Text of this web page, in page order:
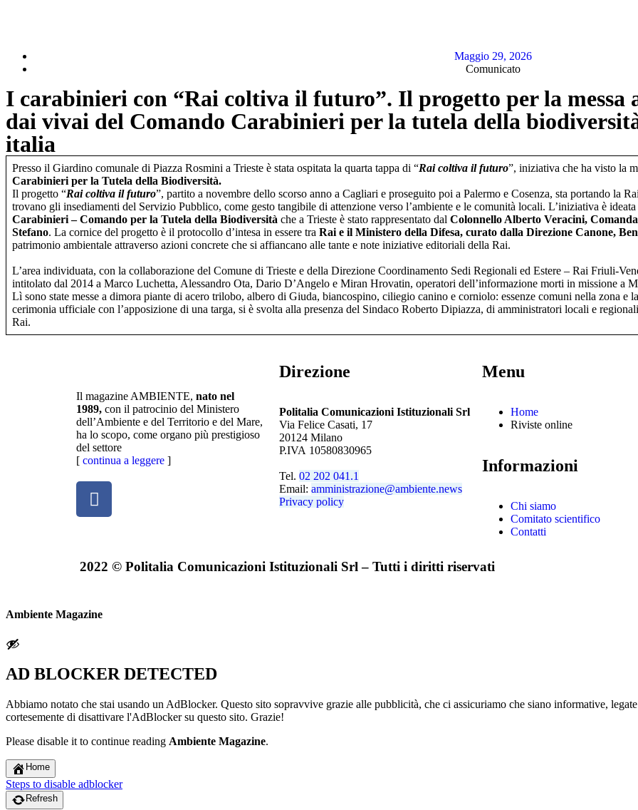
Maggio 29, 2026
Comunicato
I carabinieri con “Rai coltiva il futuro”. Il progetto per la
dai vivai del Comando Carabinieri per la tutela della
italia
Presso il Giardino comunale di Piazza Rosmini a Trieste è stata ospitata la quarta tappa di “Rai coltiva il futuro”, iniziativa che ha visto la
Carabinieri per la Tutela della Biodiversità.
Il progetto “Rai coltiva il futuro”, partito a novembre dello scorso anno a Cagliari e proseguito poi a Palermo e Cosenza, sta portando la
trovano gli insediamenti del Servizio Pubblico, come gesto tangibile di attenzione verso l’ambiente e le comunità locali. L’iniziativa è
Carabinieri – Comando per la Tutela della Biodiversità che a Trieste è stato rappresentato dal Colonnello Alberto Veracini,
Stefano. La cornice del progetto è il protocollo d’intesa in essere tra Rai e il Ministero della Difesa, curato dalla Direzione Canone,
patrimonio ambientale attraverso azioni concrete che si affiancano alle tante e note iniziative editoriali della Rai.
L’area individuata, con la collaborazione del Comune di Trieste e della Direzione Coordinamento Sedi Regionali ed Estere – Rai Friuli-
intitolato dal 2014 a Marco Luchetta, Alessandro Ota, Dario D’Angelo e Miran Hrovatin, operatori dell’informazione morti in missione a
Lì sono state messe a dimora piante di acero trilobo, albero di Giuda, biancospino, ciliegio canino e corniolo: essenze comuni nella zona
cerimonia ufficiale con l’apposizione di una targa, si è svolta alla presenza del Sindaco Roberto Dipiazza, di amministratori locali e
Rai.
Il magazine AMBIENTE, nato nel
1989, con il patrocinio del Ministero
dell’Ambiente e del Territorio e del Mare,
ha lo scopo, come organo più prestigioso
del settore
[ continua a leggere ]
Direzione
Politalia Comunicazioni Istituzionali Srl
Via Felice Casati, 17
20124 Milano
P.IVA 10580830965
Tel. 02 202 041.1
Email: amministrazione@ambiente.news
Privacy policy
Menu
Home
Riviste online
Informazioni
Chi siamo
Comitato scientifico
Contatti
2022 © Politalia Comunicazioni Istituzionali Srl – Tutti i diritti riservati
Ambiente Magazine
AD BLOCKER DETECTED
Abbiamo notato che stai usando un AdBlocker. Questo sito sopravvive grazie alle pubblicità, che ci assicuriamo che siano informative,
cortesemente di disattivare l'AdBlocker su questo sito. Grazie!
Please disable it to continue reading Ambiente Magazine.
Home
Steps to disable adblocker
Refresh